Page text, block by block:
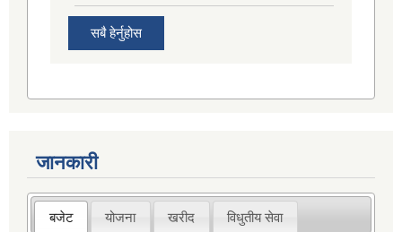
सबै हेर्नुहोस
जानकारी
बजेट योजना खरीद विधुतीय सेवा